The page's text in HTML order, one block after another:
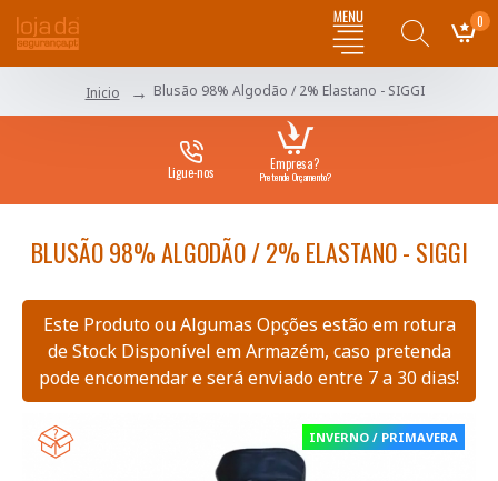
0
Inicio Blusão 98% Algodão / 2% Elastano - SIGGI
Ligue-nos Empresa?
Pretende Orçamento?
BLUSÃO 98% ALGODÃO / 2% ELASTANO - SIGGI
Este Produto ou Algumas Opções estão em rotura
de Stock Disponível em Armazém, caso pretenda
pode encomendar e será enviado entre 7 a 30 dias!
INVERNO / PRIMAVERA